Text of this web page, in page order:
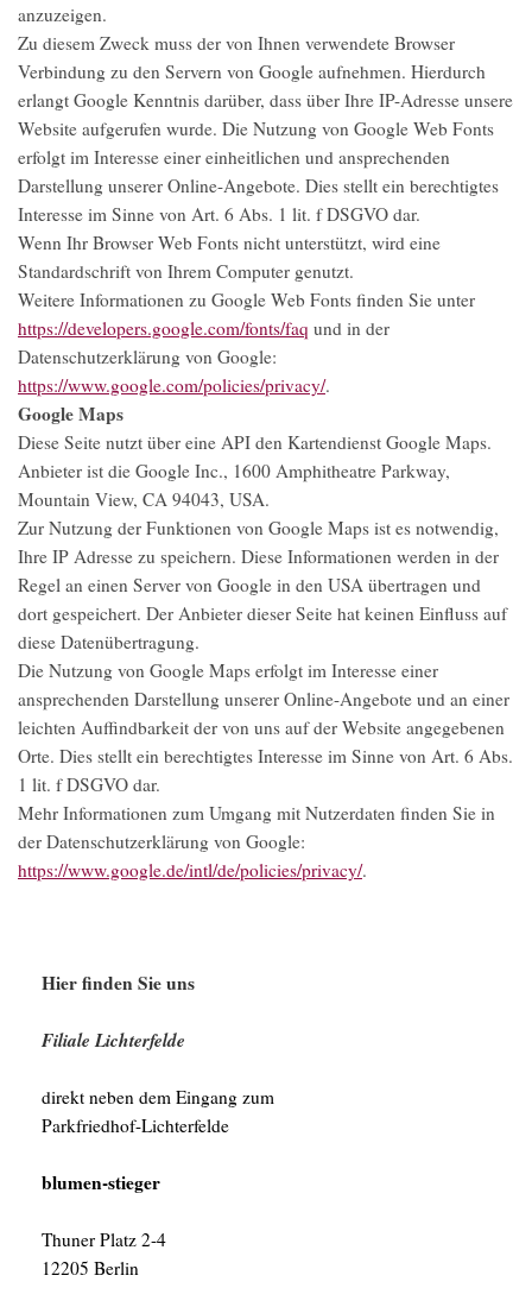
anzuzeigen.
Zu diesem Zweck muss der von Ihnen verwendete Browser
Verbindung zu den Servern von Google aufnehmen. Hierdurch
erlangt Google Kenntnis darüber, dass über Ihre IP-Adresse unsere
Website aufgerufen wurde. Die Nutzung von Google Web Fonts
erfolgt im Interesse einer einheitlichen und ansprechenden
Darstellung unserer Online-Angebote. Dies stellt ein berechtigtes
Interesse im Sinne von Art. 6 Abs. 1 lit. f DSGVO dar.
Wenn Ihr Browser Web Fonts nicht unterstützt, wird eine
Standardschrift von Ihrem Computer genutzt.
Weitere Informationen zu Google Web Fonts finden Sie unter
https://developers.google.com/fonts/faq und in der
Datenschutzerklärung von Google:
https://www.google.com/policies/privacy/.
Google Maps
Diese Seite nutzt über eine API den Kartendienst Google Maps.
Anbieter ist die Google Inc., 1600 Amphitheatre Parkway,
Mountain View, CA 94043, USA.
Zur Nutzung der Funktionen von Google Maps ist es notwendig,
Ihre IP Adresse zu speichern. Diese Informationen werden in der
Regel an einen Server von Google in den USA übertragen und
dort gespeichert. Der Anbieter dieser Seite hat keinen Einfluss auf
diese Datenübertragung.
Die Nutzung von Google Maps erfolgt im Interesse einer
ansprechenden Darstellung unserer Online-Angebote und an einer
leichten Auffindbarkeit der von uns auf der Website angegebenen
Orte. Dies stellt ein berechtigtes Interesse im Sinne von Art. 6 Abs.
1 lit. f DSGVO dar.
Mehr Informationen zum Umgang mit Nutzerdaten finden Sie in
der Datenschutzerklärung von Google:
https://www.google.de/intl/de/policies/privacy/.
Hier finden Sie uns
Filiale Lichterfelde
direkt neben dem Eingang zum
Parkfriedhof-Lichterfelde
blumen-stieger
Thuner Platz 2-4
12205 Berlin